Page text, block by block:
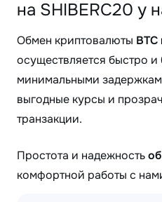
на SHIBERC20 у
Обмен криптовалюты BTC
осуществляется быстро и
минимальными
выгодные курсы и
транзакции.
Простота и надежность
комфортной работы с